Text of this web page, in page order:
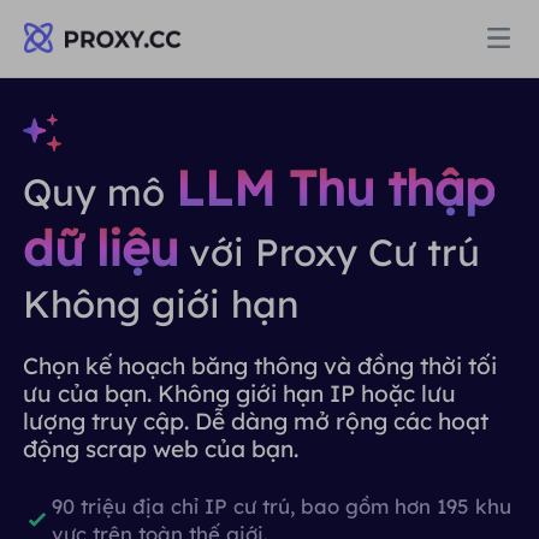
Proxy
PROXY DÂN CƯ
Ủy quyền cư trú
Proxy cư trú không giới hạn
Ủy nhiệm trung tâm dữ liệu tĩnh
Định giá
PROXY DÂN CƯ
Ủy quyền cư trú /GB
Proxy dân cư tĩnh $0.28 /IP/Ngày
Proxy cư trú không giới hạn$69.62 /Ngày
Data for AI
Giải pháp
Nghiên cứu thị trường
Tài nguyên
Quy mô LLM Thu thập
dữ liệu với Proxy Cư trú
Không giới hạn
Chọn kế hoạch băng thông và đồng thời tối
ưu của bạn. Không giới hạn IP hoặc lưu
lượng truy cập. Dễ dàng mở rộng các hoạt
động scrap web của bạn.
90 triệu địa chỉ IP cư trú, bao gồm hơn 195 khu